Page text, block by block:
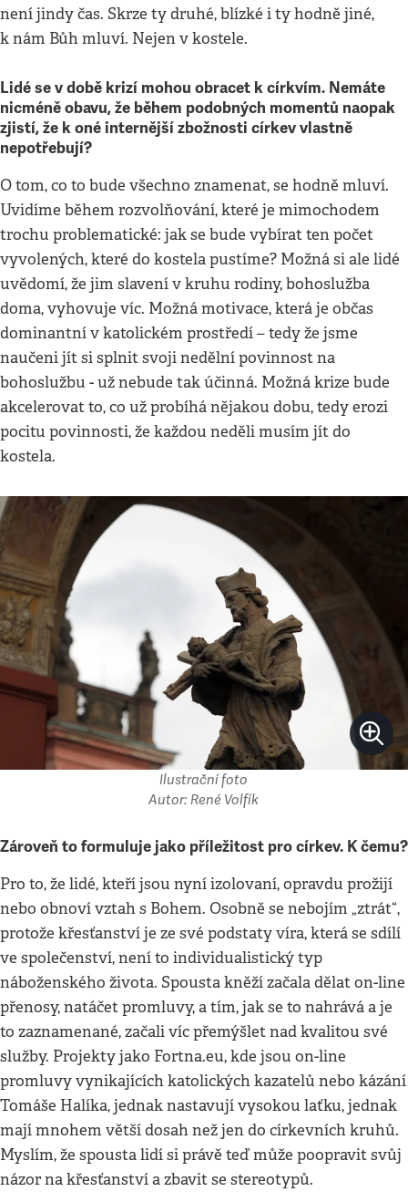
není jindy čas. Skrze ty druhé, blízké i ty hodně jiné,
k nám Bůh mluví. Nejen v kostele.
Lidé se v době krizí mohou obracet k církvím. Nemáte
nicméně obavu, že během podobných momentů naopak
zjistí, že k oné internější zbožnosti církev vlastně
nepotřebují?
O tom, co to bude všechno znamenat, se hodně mluví.
Uvidíme během rozvolňování, které je mimochodem
trochu problematické: jak se bude vybírat ten počet
vyvolených, které do kostela pustíme? Možná si ale lidé
uvědomí, že jim slavení v kruhu rodiny, bohoslužba
doma, vyhovuje víc. Možná motivace, která je občas
dominantní v katolickém prostředí – tedy že jsme
naučeni jít si splnit svoji nedělní povinnost na
bohoslužbu - už nebude tak účinná. Možná krize bude
akcelerovat to, co už probíhá nějakou dobu, tedy erozi
pocitu povinnosti, že každou neděli musím jít do
kostela.
Ilustrační foto
Autor: René Volfík
Zároveň to formuluje jako příležitost pro církev. K čemu?
Pro to, že lidé, kteří jsou nyní izolovaní, opravdu prožijí
nebo obnoví vztah s Bohem. Osobně se nebojím „ztrát“,
protože křesťanství je ze své podstaty víra, která se sdílí
ve společenství, není to individualistický typ
náboženského života. Spousta kněží začala dělat on-line
přenosy, natáčet promluvy, a tím, jak se to nahrává a je
to zaznamenané, začali víc přemýšlet nad kvalitou své
služby. Projekty jako Fortna.eu, kde jsou on-line
promluvy vynikajících katolických kazatelů nebo kázání
Tomáše Halíka, jednak nastavují vysokou laťku, jednak
mají mnohem větší dosah než jen do církevních kruhů.
Myslím, že spousta lidí si právě teď může poopravit svůj
názor na křesťanství a zbavit se stereotypů.